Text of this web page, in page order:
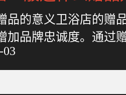
品的意义卫浴店的赠
加品牌忠诚度。通过
过程中感受到实惠和关
03